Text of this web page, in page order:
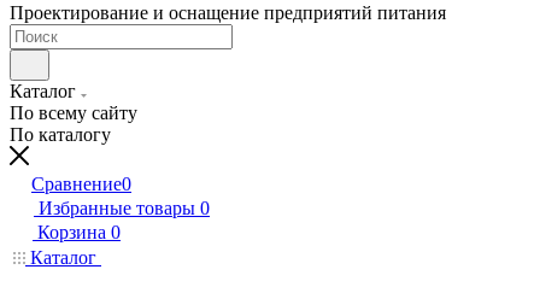
Проектирование и оснащение предприятий питания
Каталог
По всему сайту
По каталогу
Сравнение0
Избранные товары 0
Корзина 0
Каталог